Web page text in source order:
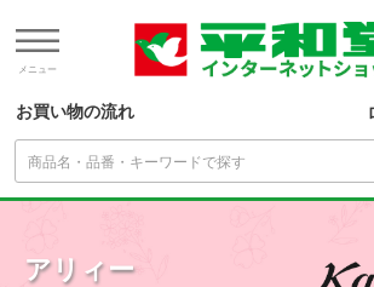
メニュー
お買い物の流れ
アリィー